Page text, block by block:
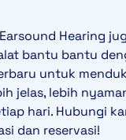
Hearing
bantu bantu
untuk
jelas, lebih
hari. Hubungi
dan reservasi!